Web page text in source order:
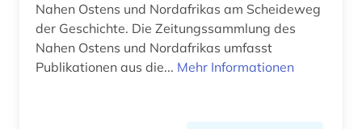
film (3)
filmgeschichte (1)
Nahen Ostens und Nordafrikas am Scheideweg
der Geschichte. Die Zeitungssammlung des
Nahen Ostens und Nordafrikas umfasst
Publikationen aus die... Mehr Informationen